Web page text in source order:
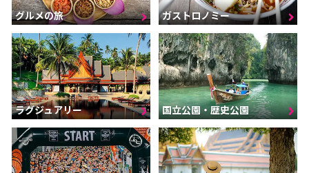
パッターニー
パッタルン
ラノーン
サトゥーン
ソンクラー
スラーターニー
ヤラー
グルメの旅 ガストロノミー
ラグジュアリー 国立公園・歴史公園